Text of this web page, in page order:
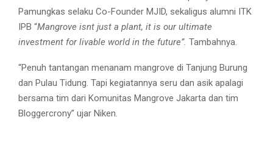
Pamungkas selaku Co-Founder MJID, sekaligus alumni ITK
IPB “Mangrove isnt just a plant, it is our ultimate
investment for livable world in the future”. Tambahnya.
“Penuh tantangan menanam mangrove di Tanjung Burung
dan Pulau Tidung. Tapi kegiatannya seru dan asik apalagi
bersama tim dari Komunitas Mangrove Jakarta dan tim
Bloggercrony” ujar Niken.